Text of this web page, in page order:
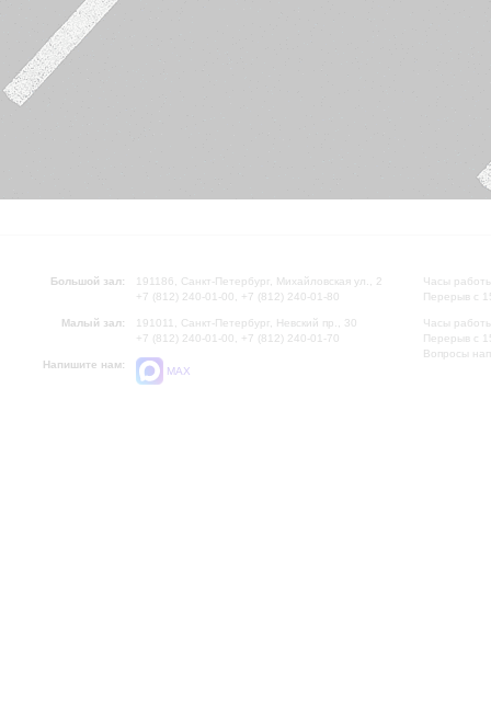
Большой зал:
191186, Санкт-Петербург, Михайловская ул., 2
+7 (812) 240-01-00, +7 (812) 240-01-80
Малый зал:
191011, Санкт-Петербург, Невский пр., 30
+7 (812) 240-01-00, +7 (812) 240-01-70
Напишите нам:
MAX
Часы
Перерыв с
Часы
Перерыв с
Вопросы